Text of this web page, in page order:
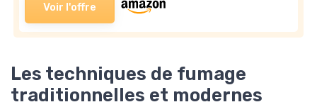
Voir l'offre
Les techniques de fumage
traditionnelles et modernes